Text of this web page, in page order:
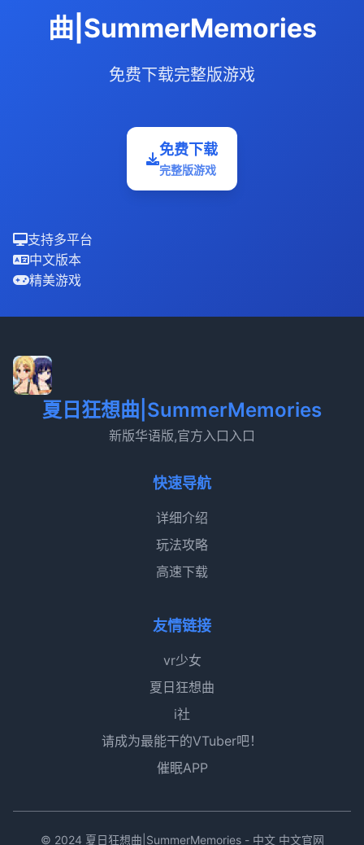
曲|SummerMemories
免费下载完整版游戏
免费下载
完整版游戏
支持多平台
中文版本
精美游戏
夏日狂想曲|SummerMemories
新版华语版,官方入口入口
快速导航
详细介绍
玩法攻略
高速下载
友情链接
vr少女
夏日狂想曲
i社
请成为最能干的VTuber吧！
催眠APP
© 2024 夏日狂想曲|SummerMemories - 中文 中文官网